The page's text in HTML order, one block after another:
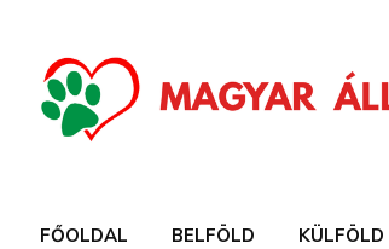
FŐOLDAL BELFÖLD KÜLFÖLD